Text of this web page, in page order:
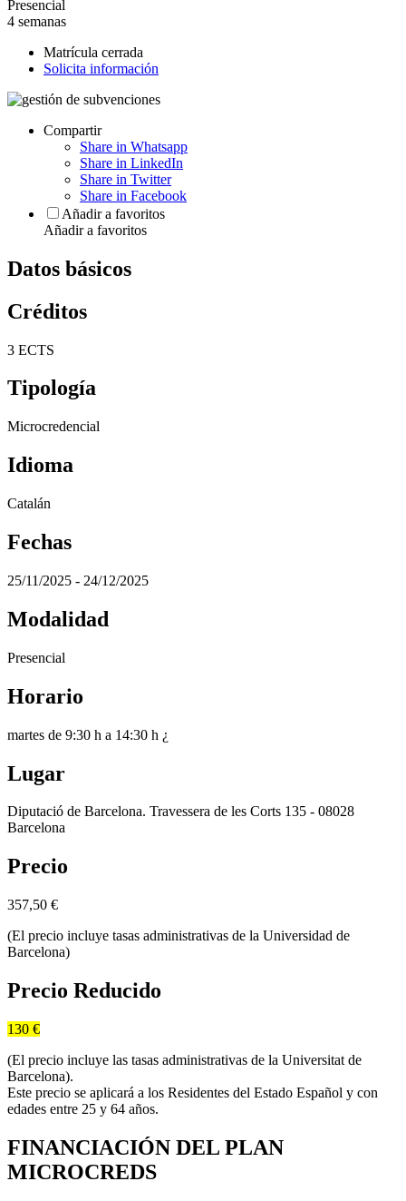
Presencial
4 semanas
Matrícula cerrada
Solicita información
Compartir
Share in Whatsapp
Share in LinkedIn
Share in Twitter
Share in Facebook
Añadir a favoritos
Añadir a favoritos
Datos básicos
Créditos
3 ECTS
Tipología
Microcredencial
Idioma
Catalán
Fechas
25/11/2025 - 24/12/2025
Modalidad
Presencial
Horario
martes de 9:30 h a 14:30 h ¿
Lugar
Diputació de Barcelona. Travessera de les Corts 135 - 08028
Barcelona
Precio
357,50 €
(El precio incluye tasas administrativas de la Universidad de
Barcelona)
Precio Reducido
130 €
(El precio incluye las tasas administrativas de la Universitat de
Barcelona).
Este precio se aplicará a los Residentes del Estado Español y con
edades entre 25 y 64 años.
FINANCIACIÓN DEL PLAN
MICROCREDS